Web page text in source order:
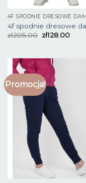
4F SPODNIE DRESOWE
4f spodnie dresowe
zł205.00 zł128.00
Promocja!